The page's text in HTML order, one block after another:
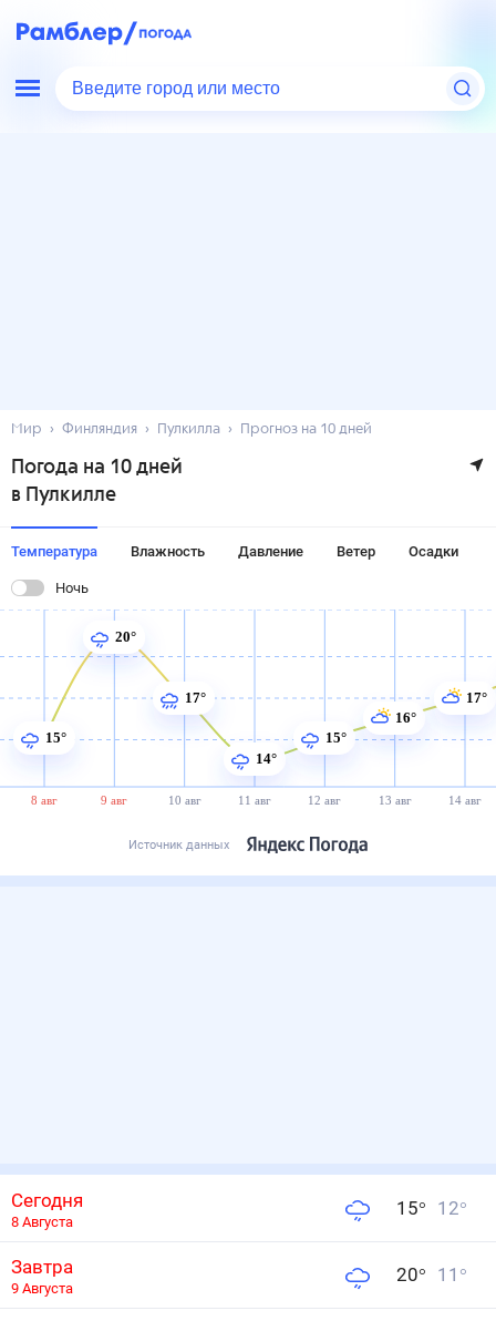
Введите город или место
Мир Финляндия Пулкилла Прогноз на 10 дней
Погода на 10 дней
в Пулкилле
Температура Влажность Давление Ветер Осадки
Ночь
8 авг 9 авг 10 авг 11 авг 12 авг 13 авг 14 авг
15°
20°
17°
14°
15°
16°
17°
Источник данных
Сегодня
8 Августа
15° 12°
Завтра
9 Августа
20° 11 °